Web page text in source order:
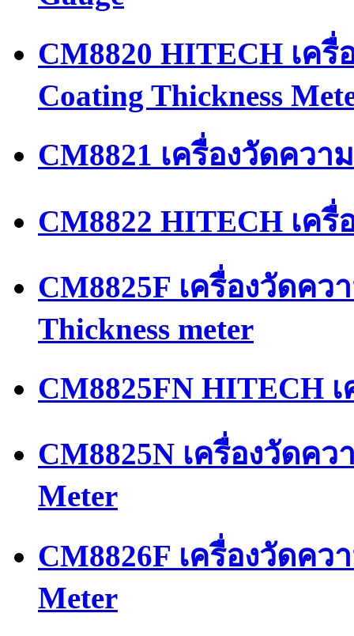
CM8820 HITECH เค
Coating Thickness
CM8821 เครื่องวัดควา
CM8822 HITECH เค
CM8825F เครื่องวัดค
Thickness meter
CM8825FN HITECH
CM8825N เครื่องวัดค
Meter
CM8826F เครื่องวัดคว
Meter